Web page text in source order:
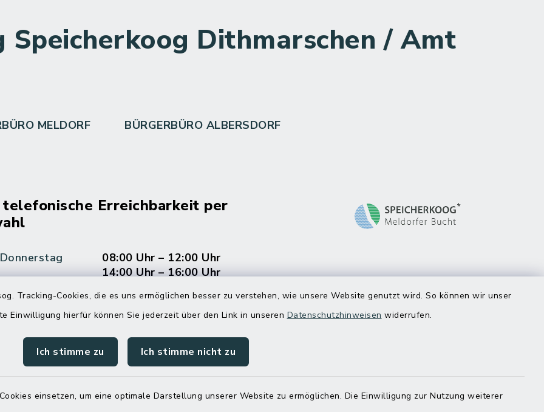
Tracking-Cookies, die es uns ermöglichen besser zu verstehen, wie unsere Website genutzt wird. So können wir unser
Einwilligung hierfür können Sie jederzeit über den Link in unseren Datenschutzhinweisen widerrufen.
Ich stimme zu Ich stimme nicht zu
einsetzen, um eine optimale Darstellung unserer Website zu ermöglichen. Die Einwilligung zur Nutzung weiterer
Dithmarschen / Amt
MELDORF BÜRGERBÜRO ALBERSDORF
Erreichbarkeit per
08:00 Uhr – 12:00 Uhr
14:00 Uhr – 16:00 Uhr
08:00 Uhr – 12:00 Uhr
ein dringendes Anliegen, finden aber online